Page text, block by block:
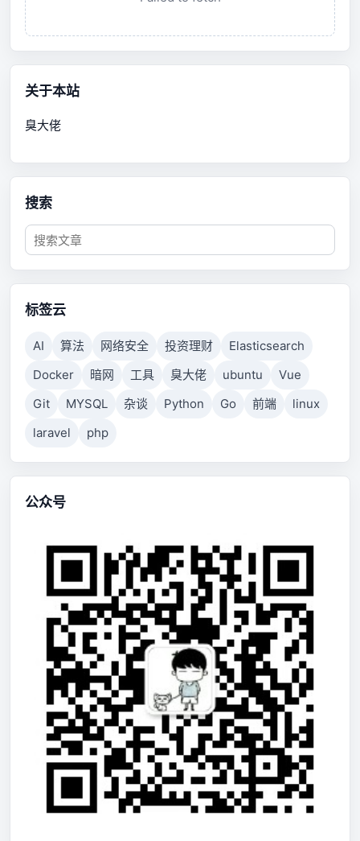
关于本站
臭大佬
搜索
标签云
AI 算法 网络安全 投资理财
Elasticsearch
Docker
暗网 工具 臭大佬 ubuntu
Vue
Git
MYSQL 杂谈 Python Go 前端
linux
laravel
php
公众号